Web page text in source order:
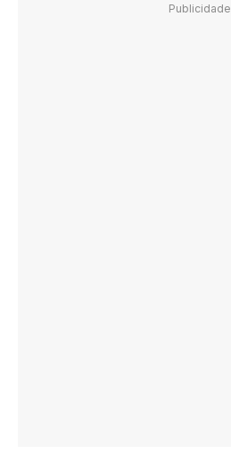
Publicidade